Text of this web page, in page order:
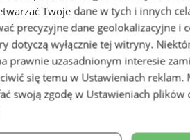
pracę - codziennie nowe
Twoje dane w tych i innych
precyzyjne dane geolokalizacyjne i
dotyczą wyłącznie tej witryny.
prawnie uzasadnionym interesie
się temu w Ustawieniach reklam.
swoją zgodę w Ustawieniach plików